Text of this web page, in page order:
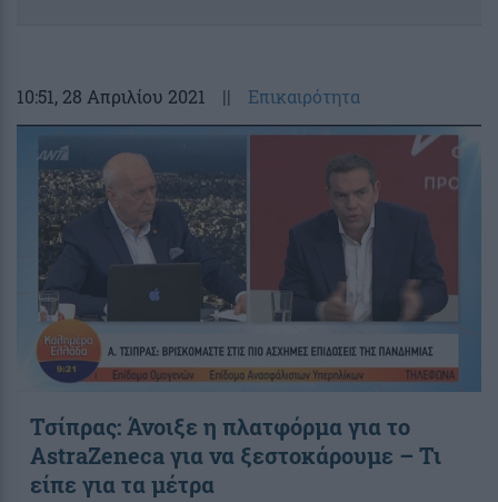
10:51, 28 Απριλίου 2021 || Επικαιρότητα
Τσίπρας: Άνοιξε η πλατφόρμα για το
AstraZeneca για να ξεστοκάρουμε – Τι
είπε για τα μέτρα